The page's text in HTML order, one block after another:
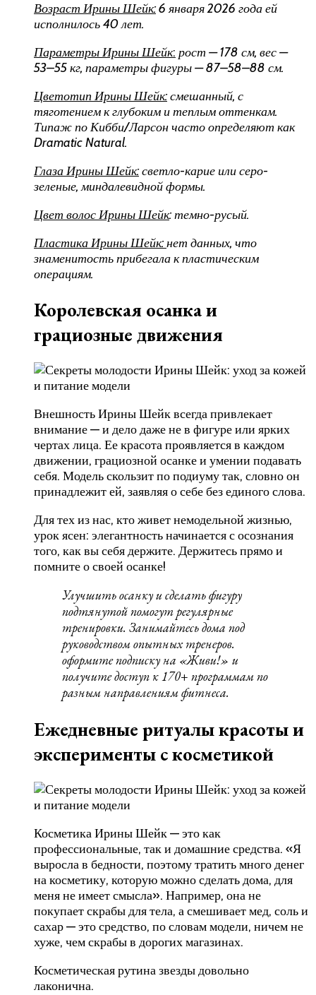
Возраст Ирины Шейк:6 января 2026 года ей
исполнилось 40 лет.
Параметры Ирины Шейк: рост — 178 см, вес —
53–55 кг, параметры фигуры — 87–58–88 см.
Цветотип Ирины Шейк:смешанный, с
тяготением к глубоким и теплым оттенкам.
Типаж по Кибби/Ларсон часто определяют как
Dramatic Natural.
Глаза Ирины Шейк:светло-карие или серо-
зеленые, миндалевидной формы.
Цвет волос Ирины Шейк: темно-русый.
Пластика Ирины Шейк:нет данных, что
знаменитость прибегала к пластическим
операциям.
Королевская осанка и
грациозные движения
Внешность Ирины Шейк всегда привлекает
внимание — и дело даже не в фигуре или ярких
чертах лица. Ее красота проявляется в каждом
движении, грациозной осанке и умении подавать
себя. Модель скользит по подиуму так, словно он
принадлежит ей, заявляя о себе без единого слова.
Для тех из нас, кто живет немодельной жизнью,
урок ясен: элегантность начинается с осознания
того, как вы себя держите. Держитесь прямо и
помните о своей осанке!
Улучшить осанку и сделать фигуру
подтянутой помогут регулярные
тренировки. Занимайтесь дома под
руководством опытных тренеров.
оформитеподписку на «Живи!» и
получите доступ к 170+ программам по
разным направлениям фитнеса.
Ежедневные ритуалы красоты и
эксперименты с косметикой
Косметика Ирины Шейк — это как
профессиональные, так и домашние средства. «Я
выросла в бедности, поэтому тратить много денег
на косметику, которую можно сделать дома, для
меня не имеет смысла». Например, она не
покупает скрабы для тела, а смешивает мед, соль и
сахар — это средство, по словам модели, ничем не
хуже, чем скрабы в дорогих магазинах.
Косметическая рутина звезды довольно
лаконична.